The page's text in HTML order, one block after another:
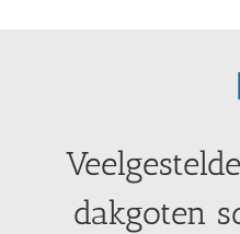
dakgoten